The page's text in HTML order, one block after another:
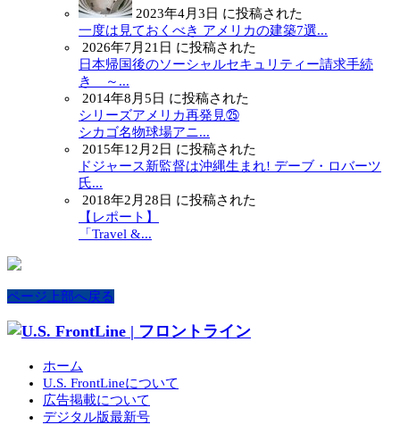
2023年4月3日 に投稿された
一度は見ておくべき アメリカの建築7選...
2026年7月21日 に投稿された
日本帰国後のソーシャルセキュリティー請求手続
き ～...
2014年8月5日 に投稿された
シリーズアメリカ再発見㉕
シカゴ名物球場アニ...
2015年12月2日 に投稿された
ドジャース新監督は沖縄生まれ! デーブ・ロバーツ
氏...
2018年2月28日 に投稿された
【レポート】
「Travel &...
ページ上部へ戻る
ホーム
U.S. FrontLineについて
広告掲載について
デジタル版最新号